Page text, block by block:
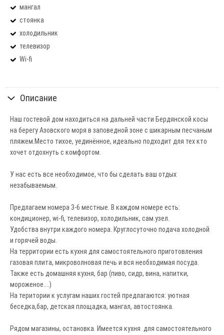
мангал
стоянка
холодильник
телевизор
Wi-fi
Описание
Наш гостевой дом находиться на дальней части Бердянской косы
на берегу Азовского моря в заповедной зоне с шикарным песчаным
пляжем.Место тихое, уединённое, идеально подходит для тех кто
хочет отдохнуть с комфортом.
У нас есть все необходимое, что бы сделать ваш отдых
незабываемым.
Предлагаем номера 3-6 местные. В каждом номере есть:
кондиционер, wi-fi, телевизор, холодильник, сам.узел.
Удобства внутри каждого номера. Круглосуточно подача холодной
и горячей воды.
На территории есть кухня для самостоятельного приготовления
газовая плита, микроволновая печь и вся необходимая посуда.
Также есть домашняя кухня, бар (пиво, сидр, вина, напитки,
мороженое....)
На територии к услугам наших гостей предлагаются: уютная
беседка,бар, детская площадка, мангал, автостоянка.
Рядом магазины, остановка. Имеется кухня для самостоятельного